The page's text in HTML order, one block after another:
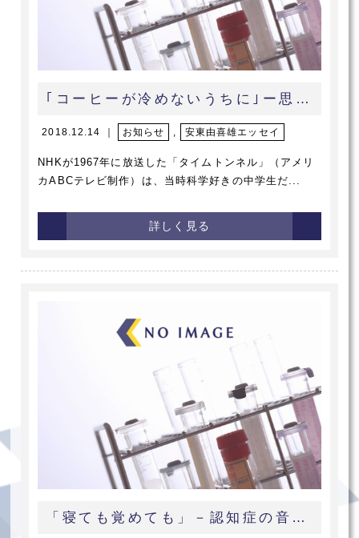
｢コーヒーが冷めないうちに｣ー思い出という名の未練ー
2018.12.14 ｜ お知らせ 安東由喜雄エッセイ
NHKが1967年に放送した「タイムトンネル」（アメリ
カABCテレビ制作）は、当時科学好きの中学生だ...
詳しく見る
「寝ても覚めても」－認知症の音楽療法－